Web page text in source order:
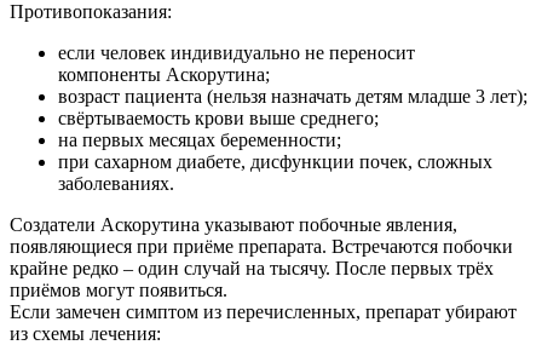
Противопоказания:
если человек индивидуально не переносит
компоненты Аскорутина;
возраст пациента (нельзя назначать детям младше 3 лет);
свёртываемость крови выше среднего;
на первых месяцах беременности;
при сахарном диабете, дисфункции почек, сложных
заболеваниях.
Создатели Аскорутина указывают побочные явления,
появляющиеся при приёме препарата. Встречаются побочки
крайне редко – один случай на тысячу. После первых трёх
приёмов могут появиться.
Если замечен симптом из перечисленных, препарат убирают
из схемы лечения: